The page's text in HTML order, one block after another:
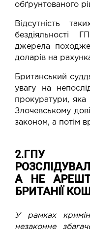
обґрунтованого
Відсутність
бездіяльності
джерела
доларів на
Британський
увагу на
прокуратури, яка
Злочевському
законом, а потім
2.ГПУ
А НЕ
БРИТАНІЇ
У рамках
незаконне